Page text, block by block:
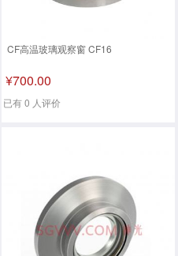
CF高温玻璃观察窗 CF16
¥700.00
已有 0 人评价